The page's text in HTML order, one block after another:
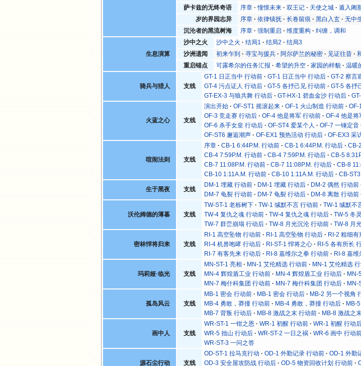
萨卡兹的无终奇语
序章 憧憬未来 双王记 天使之城 遁入阇
岁的界园志异
序章 依律镇抚 长卷留痕 黑白入玄 无中
沉沦者的黑流树海
序章 强制重启 维度重构 纠缠，调和
生息演算
沙中之火 沙中之火 结局1 结局2
结局3
沙洲遗闻
初来乍到 寻宝与援兵 阿尔萨兰的秘密 见证往昔
重启锚点
可露希尔的任务汇报 希望的升空 家园的样貌 温暖
骑兵与猎人 支线
GT-1 日正当中 行动前 GT-1 日正当中 行动后 GT-2 察言
GT-4 污点证人 行动后
GT-5 各抒己见 行动前 GT-5 各抒
GT-EX-3 与狼共舞 行动后
GT-HX-1 碧血金沙 行动后
火蓝之心 支线
演出开始 OF-ST1 摇滚起来 OF-1 火山制造 行动前 OF-
OF-3 竞走赛 行动后
OF-4 他是将军 行动前 OF-4 他是将
OF-6 杀手女皇 行动后
OF-ST4 爱某个人 OF-7 一锤定音
OF-ST6 邂逅潮声
OF-EX1 预热活动 行动后 OF-EX3 采
喧闹法则 支线
序章 CB-1 6:44P.M. 行动前 CB-1 6:44P.M. 行动后 CB-
CB-4 7:59P.M. 行动前
CB-4 7:59P.M. 行动后 CB-5
CB-7 11:08P.M. 行动前
CB-7 11:08P.M. 行动后 CB-8
CB-10 1:11A.M. 行动前
CB-10 1:11A.M. 行动后 CB-
生于黑夜 支线
DM-1 埋藏 行动前 DM-1 埋藏 行动后 DM-2 偶然 行动前
DM-7 龟裂 行动前
DM-7 龟裂 行动后 DM-8 离散 行动前
沃伦姆德的薄暮 支线
TW-ST-1 老栎树下 TW-1 缄默不言 行动前 TW-1 缄默不
TW-4 复仇之魂 行动前
TW-4 复仇之魂 行动后 TW-5 冬
TW-7 群峦崩塌 行动后
TW-8 月光沉沦 行动前 TW-8 月
密林悍将归来 支线
RI-1 高空坠物 行动前 RI-1 高空坠物 行动后 RI-2 粗细有
RI-4 机兽咆哮 行动后
RI-ST-1 悍将之心 RI-5 各有所长
RI-7 有客先来 行动后
RI-8 嘉维尔之拳 行动前 RI-8 嘉维
玛莉娅·临光 支线
MN-ST-1 亮相 MN-1 艾伦精选 行动前 MN-1 艾伦精选
MN-4 辉煌盾工业 行动前
MN-4 辉煌盾工业 行动后 MN-
MN-7 梅什科集团 行动前
MN-7 梅什科集团 行动后 MN-
孤岛风云 支线
MB-1 密会 行动前 MB-1 密会 行动后 MB-2 另一个视角
MB-4 勇敢，莽撞 行动前
MB-4 勇敢，莽撞 行动后 MB-
MB-7 背叛 行动后
MB-8 激战之末 行动前 MB-8 激战之
画中人 支线
WR-ST-1 一钳之恩 WR-1 初醒 行动前 WR-1 初醒 行动
WR-5 拙山 行动后
WR-ST-2 一日之祸 WR-6 画中 行动
WR-ST-3 一问之答
源石尘行动 支线
OD-ST-1 拉马克行动 OD-1 外勤记录 行动前 OD-1 外勤
OD-3 安全屋攻防战 行动后
OD-5 物资回收计划 行动前